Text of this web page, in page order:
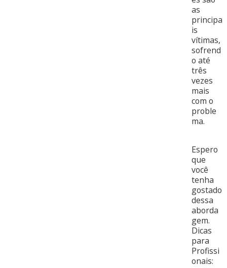
as
principa
is
vítimas,
sofrend
o até
três
vezes
mais
com o
proble
ma.
Espero
que
você
tenha
gostado
dessa
aborda
gem.
Dicas
para
Profissi
onais: